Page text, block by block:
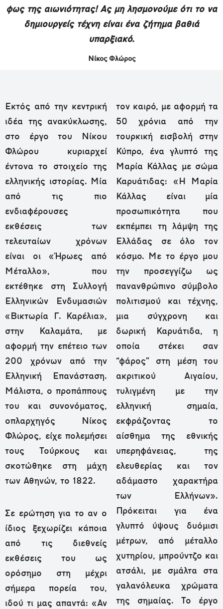
φως της αιωνιότητας! Ας μη λησμονούμε ότι το να
δημιουργείς τέχνη είναι ένα ζήτημα βαθιά
υπαρξιακό.
Νίκος Φλώρος
Εκτός από την κεντρική
ιδέα της ανακύκλωσης,
στο έργο του Νίκου
Φλώρου κυριαρχεί
έντονα το στοιχείο της
ελληνικής ιστορίας. Μία
από τις πιο
ενδιαφέρουσες
εκθέσεις των
τελευταίων χρόνων
είναι οι «Ήρωες από
Μέταλλο», που
εκτέθηκε στη Συλλογή
Ελληνικών Ενδυμασιών
«Βικτωρία Γ. Καρέλια»,
στην Καλαμάτα, με
αφορμή την επέτειο των
200 χρόνων από την
Ελληνική Επανάσταση.
Μάλιστα, ο προπάππους
του και συνονόματος,
οπλαρχηγός Νίκος
Φλώρος, είχε πολεμήσει
τους Τούρκους και
σκοτώθηκε στη μάχη
των Αθηνών, το 1822.
Σε ερώτηση για το αν ο
ίδιος ξεχωρίζει κάποια
από τις διεθνείς
εκθέσεις του ως
ορόσημο στη μέχρι
σήμερα πορεία του,
ιδού τι μας απαντά: «Αν
τον καιρό, με αφορμή τα
50 χρόνια από την
τουρκική εισβολή στην
Κύπρο, ένα γλυπτό της
Μαρία Κάλλας με σώμα
Καρυάτιδας: «Η Μαρία
Κάλλας είναι μία
προσωπικότητα που
εκπέμπει τη λάμψη της
Ελλάδας σε όλο τον
κόσμο. Με το έργο μου
την προσεγγίζω ως
πανανθρώπινο σύμβολο
πολιτισμού και τέχνης,
μια σύγχρονη και
δωρική Καρυάτιδα, η
οποία στέκει σαν
“φάρος” στη μέση του
ακριτικού Αιγαίου,
τυλιγμένη με την
ελληνική σημαία,
εκφράζοντας το
αίσθημα της εθνικής
υπερηφάνειας, της
ελευθερίας και τον
αδάμαστο χαρακτήρα
των Ελλήνων».
Πρόκειται για ένα
γλυπτό ύψους δυόμισι
μέτρων, από μέταλλο
χυτηρίου, μπρούντζο και
ατσάλι, με σμάλτα στα
γαλανόλευκα χρώματα
της σημαίας. Το έργο